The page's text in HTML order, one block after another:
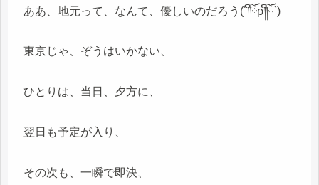
ああ、地元って、なんて、優しいのだろう(´༎ຶོρ༎ຶོ`)
東京じゃ、ぞうはいかない、
ひとりは、当日、夕方に、
翌日も予定が入り、
その次も、一瞬で即決、